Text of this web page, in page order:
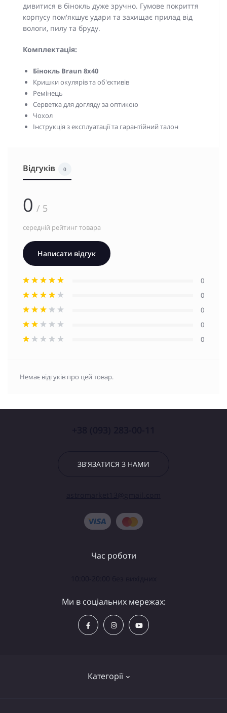
дивитися в бінокль дуже зручно. Гумове покриття
корпусу пом'якшує удари та захищає прилад від
вологи, пилу та бруду.
Комплектація:
Бінокль Braun 8x40
Кришки окулярів та об'єктивів
Ремінець
Серветка для догляду за оптикою
Чохол
Інструкція з експлуатації та гарантійний талон
Відгуків 0
0 / 5
середній рейтинг товара
Написати відгук
0
0
0
0
0
Немає відгуків про цей товар.
ЗВ'ЯЗАТИСЯ З НАМИ
Категорії
Час роботи
Ми в соціальних мережах: